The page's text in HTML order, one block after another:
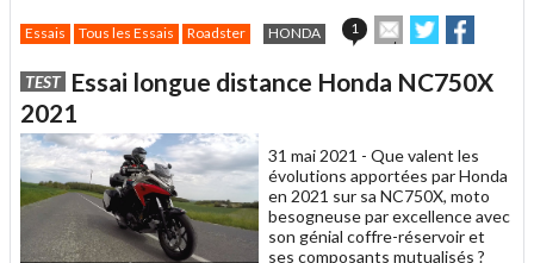
Essais Tous les Essais Roadster HONDA 1
Envoyer
cet
à
Partager
sur sur
TEST Essai longue distance Honda NC750X
2021
31 mai 2021 - Que valent les
évolutions apportées par Honda
en 2021 sur sa NC750X, moto
besogneuse par excellence avec
son génial coffre-réservoir et
ses composants mutualisés ?